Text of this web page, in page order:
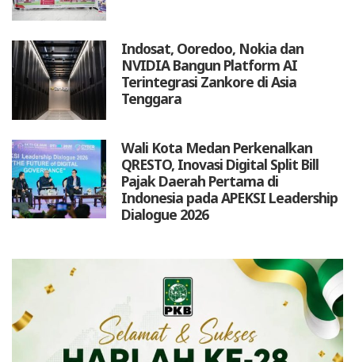
Indosat, Ooredoo, Nokia dan
NVIDIA Bangun Platform AI
Terintegrasi Zankore di Asia
Tenggara
Wali Kota Medan Perkenalkan
QRESTO, Inovasi Digital Split Bill
Pajak Daerah Pertama di
Indonesia pada APEKSI Leadership
Dialogue 2026